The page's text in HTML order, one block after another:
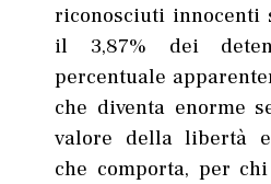
riconosciuti innocenti
il 3,87% dei
percentuale
che diventa enorme
valore della libertà
che comporta, per